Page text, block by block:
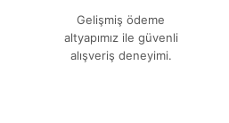
Gelişmiş ödeme
altyapımız ile güvenli
alışveriş deneyimi.